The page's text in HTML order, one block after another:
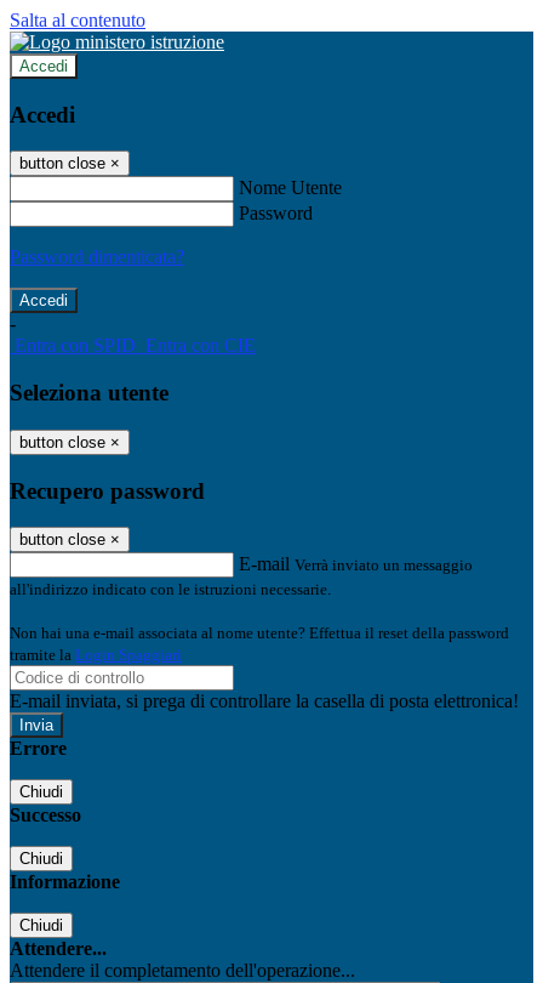
Salta al contenuto
Accedi
Accedi
button close ×
Nome Utente
Password
Password dimenticata?
-
Entra con SPID Entra con CIE
Seleziona utente
button close ×
Recupero password
button close ×
E-mail Verrà inviato un messaggio
all'indirizzo indicato con le istruzioni necessarie.
Non hai una e-mail associata al nome utente? Effettua il reset della password
tramite la Login Spaggiari
E-mail inviata, si prega di controllare la casella di posta elettronica!
Errore
Chiudi
Successo
Chiudi
Informazione
Chiudi
Attendere...
Attendere il completamento dell'operazione...